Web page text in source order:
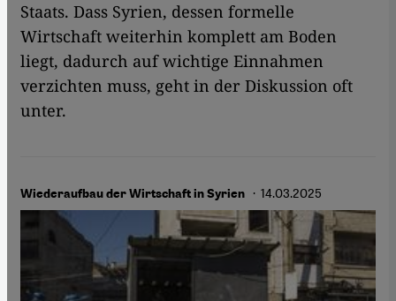
Staats. Dass Syrien, dessen formelle
Wirtschaft weiterhin komplett am Boden
liegt, dadurch auf wichtige Einnahmen
verzichten muss, geht in der Diskussion oft
unter.
Wiederaufbau der Wirtschaft in Syrien · 14.03.2025